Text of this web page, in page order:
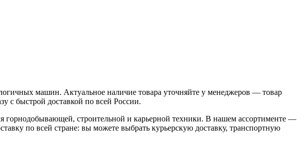
машин. Актуальное наличие товара уточняйте у менеджеров — товар
с быстрой доставкой по всей России.
строительной и карьерной техники. В нашем ассортименте —
по всей стране: вы можете выбрать курьерскую доставку, транспортную